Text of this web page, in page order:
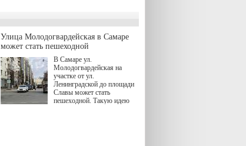
человека.
Улица Молодогвардейская в Самаре
может стать пешеходной
В Самаре ул.
Молодогвардейская на
участке от ул.
Ленинградской до площади
Славы может стать
пешеходной. Такую идею